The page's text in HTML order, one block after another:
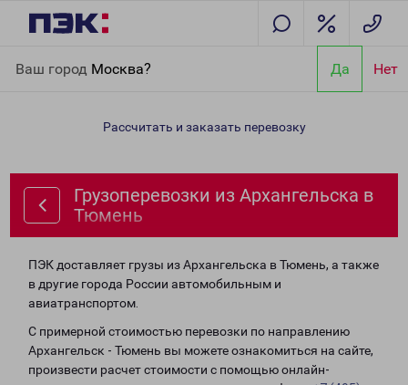
Ваш город Москва? Да Нет
Тюмень
Рассчитать и заказать перевозку
Грузоперевозки из Архангельска в
Тюмень
ПЭК доставляет грузы из Архангельска в Тюмень, а также
в другие города России автомобильным и
авиатранспортом.
С примерной стоимостью перевозки по направлению
Архангельск - Тюмень вы можете ознакомиться на сайте,
произвести расчет стоимости с помощью онлайн-